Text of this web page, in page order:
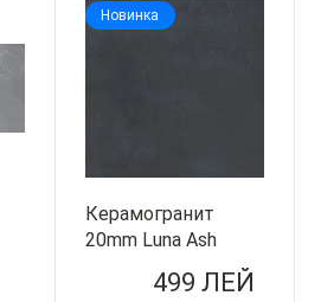
Новинка
Керамогранит
20mm Luna Ash
Granite Турция
499 ЛЕЙ